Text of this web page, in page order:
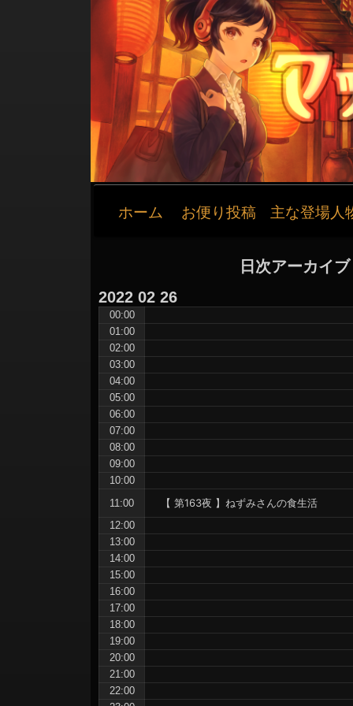
ゲ
シ
ョ
ン
ホーム お便り投稿 主な登場人
日次アーカイブ
2022 02 26
00:00
01:00
02:00
03:00
04:00
05:00
06:00
07:00
08:00
09:00
10:00
11:00
【 第163夜 】ねずみさんの食生活
12:00
13:00
14:00
15:00
16:00
17:00
18:00
19:00
20:00
21:00
22:00